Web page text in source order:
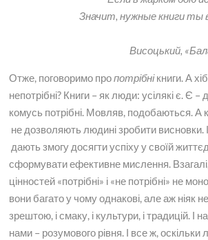
Значит, нужные книги
Висоцький,
Отже, поговоримо пропотрібнікниги. А
непотрібні? Книги – як люди: усілякі є. Є –
комусь потрібні. Мовляв, подобаються. А
не дозволяють людині зробити висновки.
дають змогу досягти успіху у своїй
сформувати ефективне мислення.
цінностей «потрібні» і «не потрібні» не
вони багато у чому однакові, але аж ніяк
зрештою, і смаку, і культури, і традицій. І
нами – розумового рівня. І все ж, оскільки